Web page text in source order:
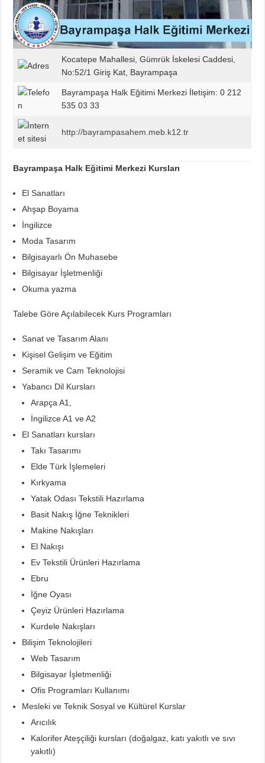
Kocatepe Mahallesi, Gümrük İskelesi Caddesi,
No:52/1 Giriş Kat, Bayrampaşa
Bayrampaşa Halk Eğitimi Merkezi İletişim: 0 212
535 03 33
http://bayrampasahem.meb.k12.tr
Bayrampaşa Halk Eğitimi Merkezi Kursları
El Sanatları
Ahşap Boyama
İngilizce
Moda Tasarım
Bilgisayarlı Ön Muhasebe
Bilgisayar İşletmenliği
Okuma yazma
Talebe Göre Açılabilecek Kurs Programları
Sanat ve Tasarım Alanı
Kişisel Gelişim ve Eğitim
Seramik ve Cam Teknolojisi
Yabancı Dil Kursları
Arapça A1,
İngilizce A1 ve A2
El Sanatları kursları
Takı Tasarımı
Elde Türk İşlemeleri
Kırkyama
Yatak Odası Tekstili Hazırlama
Basit Nakış İğne Teknikleri
Makine Nakışları
El Nakışı
Ev Tekstili Ürünleri Hazırlama
Ebru
İğne Oyası
Çeyiz Ürünleri Hazırlama
Kurdele Nakışları
Bilişim Teknolojileri
Web Tasarım
Bilgisayar İşletmenliği
Ofis Programları Kullanımı
Mesleki ve Teknik Sosyal ve Kültürel Kurslar
Arıcılık
Kalorifer Ateşçiliği kursları (doğalgaz, katı yakıtlı ve sıvı
yakıtlı)